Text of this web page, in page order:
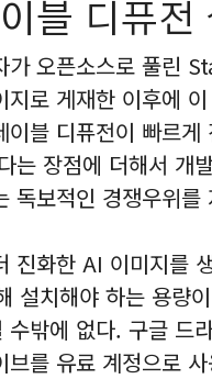
블 디퓨전
가 오픈소스로 풀린
지로 게재한 이후에
이블 디퓨전이 빠르
는 장점에 더해서 개
독보적인 경쟁우위를
진화한 AI 이미지를
설치해야 하는 용량
수밖에 없다. 구글 드
브를 유료 계정으로